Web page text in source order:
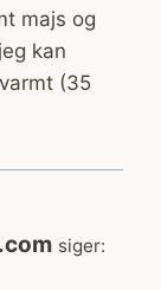
majs og
kan
(35
siger: